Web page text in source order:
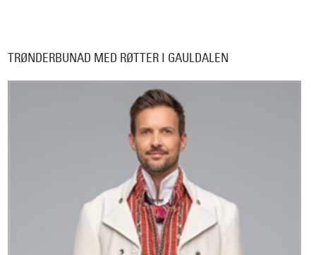
TRØNDERBUNAD MED RØTTER I GAULDALEN